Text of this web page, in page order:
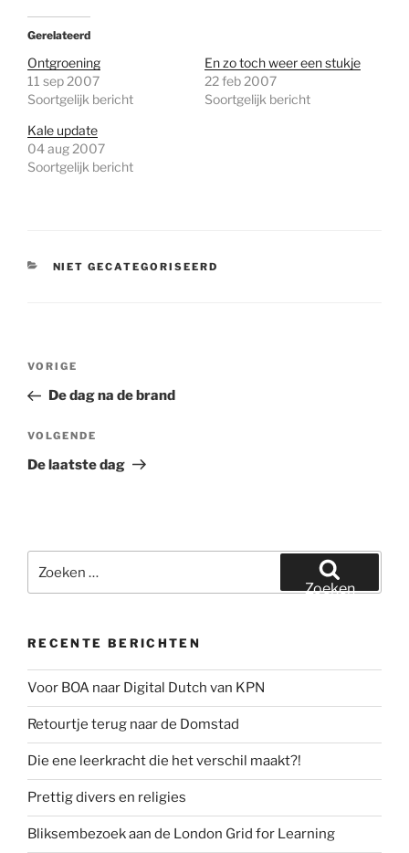
Gerelateerd
Ontgroening
11 sep 2007
Soortgelijk bericht
En zo toch weer een stukje
22 feb 2007
Soortgelijk bericht
Kale update
04 aug 2007
Soortgelijk bericht
CATEGORIEËN
NIET GECATEGORISEERD
Bericht
Vorig
bericht
VORIGE
De dag na de brand
Volgend
bericht
VOLGENDE
De laatste dag
naar:
Zoeken
RECENTE BERICHTEN
Voor BOA naar Digital Dutch van KPN
Retourtje terug naar de Domstad
Die ene leerkracht die het verschil maakt?!
Prettig divers en religies
Bliksembezoek aan de London Grid for Learning